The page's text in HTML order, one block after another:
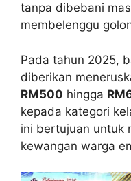
tanpa dibebani
membelenggu
Pada tahun 2025,
diberikan
RM500 hingga
kepada kategori
ini bertujuan untuk
kewangan warga